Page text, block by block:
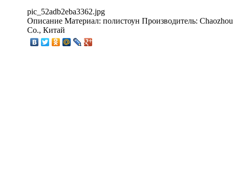
pic_52adb2eba3362.jpg
Описание Материал: полистоун Производитель:
Co., Китай